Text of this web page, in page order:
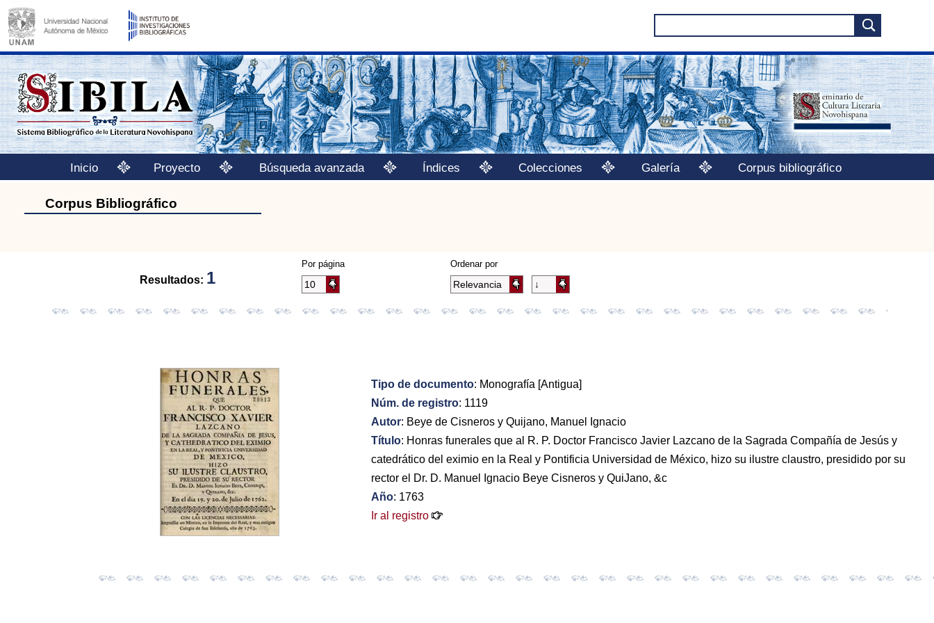
Inicio Proyecto Búsqueda avanzada Índices Colecciones Galería Corpus bibliográfico
Corpus Bibliográfico
Resultados: 1
Ordenar por
Por página
Tipo de documento: Monografía [Antigua]
Núm. de registro: 1119
Autor: Beye de Cisneros y Quijano, Manuel Ignacio
Título: Honras funerales que al R. P. Doctor Francisco Javier Lazcano de la Sagrada Compañía de Jesús y
catedrático del eximio en la Real y Pontificia Universidad de México, hizo su ilustre claustro, presidido por su
rector el Dr. D. Manuel Ignacio Beye Cisneros y QuiJano, &c
Año: 1763
Ir al registro